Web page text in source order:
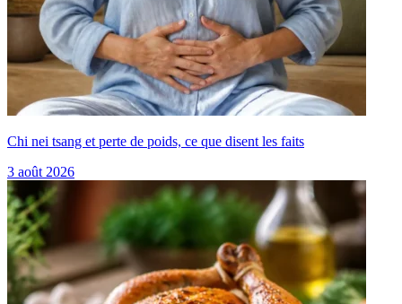
Chi nei tsang et perte de poids, ce que disent les faits
3 août 2026